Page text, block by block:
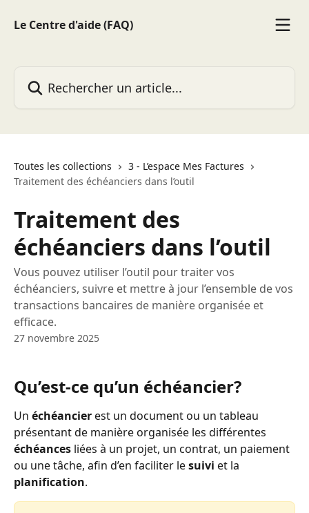
Le Centre d'aide (FAQ)
Toutes les collections
3 - L’espace Mes Factures
Traitement des échéanciers dans l’outil
Traitement des
échéanciers dans l’outil
Vous pouvez utiliser l’outil pour traiter vos
échéanciers, suivre et mettre à jour l’ensemble de vos
transactions bancaires de manière organisée et
efficace.
27 novembre 2025
Qu’est-ce qu’un échéancier?
Un échéancier est un document ou un tableau
présentant de manière organisée les différentes
échéances liées à un projet, un contrat, un paiement
ou une tâche, afin d’en faciliter le suivi et la
planification.